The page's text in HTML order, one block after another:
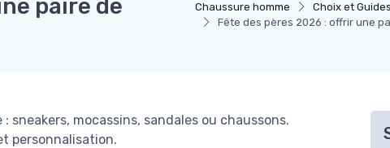
Chaussure homme Choix et
Fête des pères 2026 : offrir une
paire de
sneakers, mocassins, sandales ou chaussons.
personnalisation.